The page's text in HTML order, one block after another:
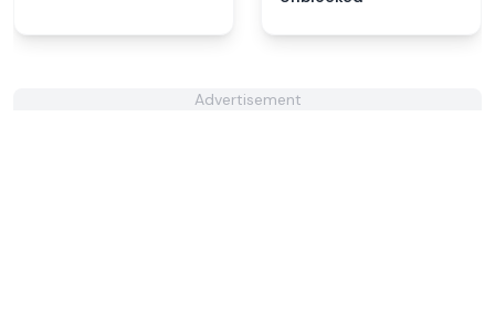
Advertisement